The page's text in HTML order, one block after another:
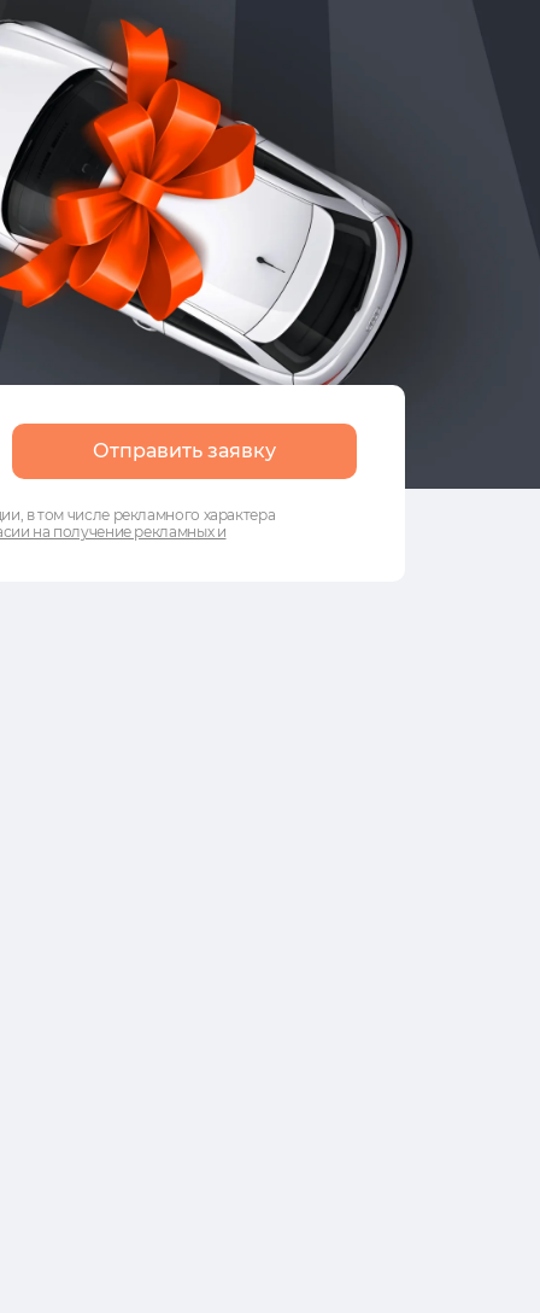
в том числе рекламного характера
на получение рекламных и
Отправить заявку